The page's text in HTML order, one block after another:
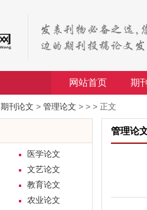
网站首页 期
期刊论文 > 管理论文 > > > 正文
医学论文
文艺论文
教育论文
农业论文
管理论